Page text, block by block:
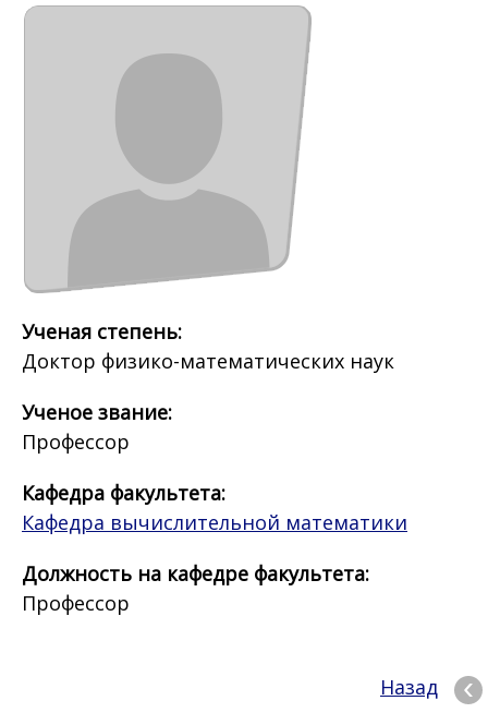
Ученая степень:
Доктор физико-математических наук
Ученое звание:
Профессор
Кафедра факультета:
Кафедра вычислительной математики
Должность на кафедре факультета:
Профессор
Назад